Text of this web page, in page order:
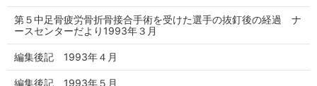
第５中足骨疲労骨折骨接合手術を受けた選手の抜釘後の経過 ナ
ースセンターだより1993年３月
編集後記 1993年４月
編集後記 1993年５月